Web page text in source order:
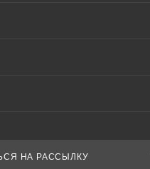
НА РАССЫЛКУ